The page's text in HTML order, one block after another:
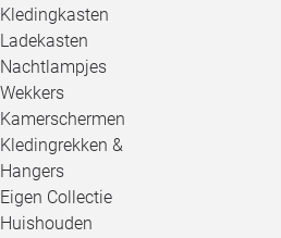
Kledingkasten
Ladekasten
Nachtlampjes
Wekkers
Kamerschermen
Kledingrekken &
Hangers
Eigen Collectie
Huishouden